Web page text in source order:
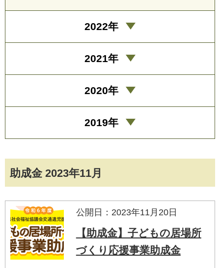
助成金 2023年11月
公開日：2023年11月20日
【助成金】子どもの居場所
づくり応援事業助成金
2022年
2021年
2020年
2019年